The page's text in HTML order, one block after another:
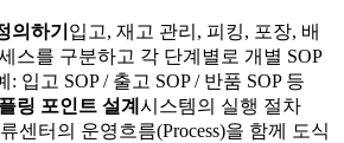
의하기 입고, 재고 관리, 피킹, 포장, 배
스를 구분하고 각 단계별로 개별 SOP
입고 SOP / 출고 SOP / 반품 SOP 등
링 포인트 설계 시스템의 실행 절차
센터의 운영흐름(Process)을 함께 도식